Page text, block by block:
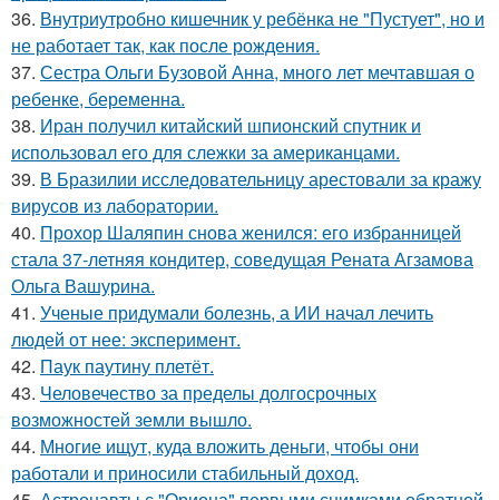
36. Внутриутробно кишечник у ребёнка не "Пустует", но и
не работает так, как после рождения.
37. Сестра Ольги Бузовой Анна, много лет мечтавшая о
ребенке, беременна.
38. Иран получил китайский шпионский спутник и
использовал его для слежки за американцами.
39. В Бразилии исследовательницу арестовали за кражу
вирусов из лаборатории.
40. Прохор Шаляпин снова женился: его избранницей
стала 37-летняя кондитер, соведущая Рената Агзамова
Ольга Вашурина.
41. Ученые придумали болезнь, а ИИ начал лечить
людей от нее: эксперимент.
42. Паук паутину плетёт.
43. Человечество за пределы долгосрочных
возможностей земли вышло.
44. Многие ищут, куда вложить деньги, чтобы они
работали и приносили стабильный доход.